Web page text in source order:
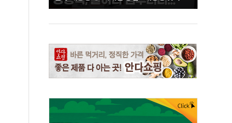
26.08.06 국민의힘 최고위원회의